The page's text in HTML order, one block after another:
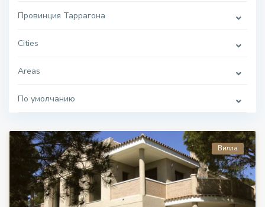
Провинция Таррагона
Cities
Areas
По умолчанию
Вилла